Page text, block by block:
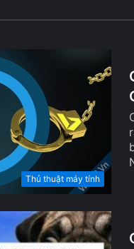
Thủ thuật máy tính